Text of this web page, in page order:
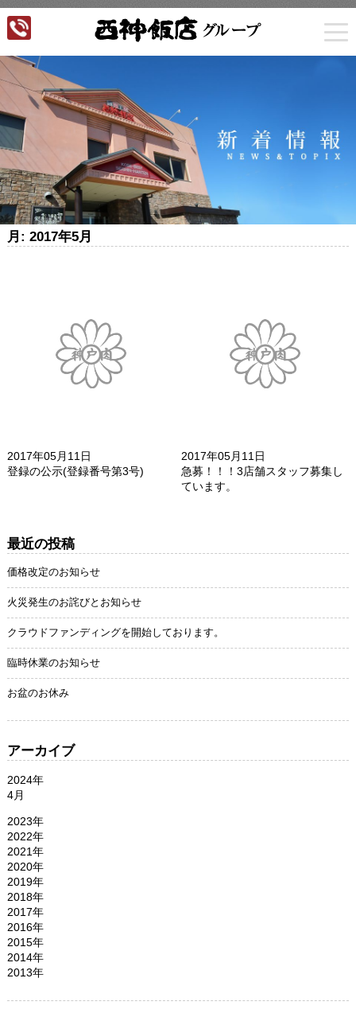
月: 2017年5月
2017年05月11日
登録の公示(登録番号第3号)
2017年05月11日
急募！！！3店舗スタッフ募集し
ています。
最近の投稿
価格改定のお知らせ
火災発生のお詫びとお知らせ
クラウドファンディングを開始しております。
臨時休業のお知らせ
お盆のお休み
アーカイブ
2024年
4月
2023年
2022年
2021年
2020年
2019年
2018年
2017年
2016年
2015年
2014年
2013年